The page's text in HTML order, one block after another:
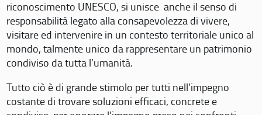
riconoscimento UNESCO, si unisce anche il senso di
responsabilità legato alla consapevolezza di vivere,
visitare ed intervenire in un contesto territoriale unico al
mondo, talmente unico da rappresentare un patrimonio
condiviso da tutta l’umanità.
Tutto ciò è di grande stimolo per tutti nell’impegno
costante di trovare soluzioni efficaci, concrete e